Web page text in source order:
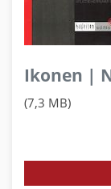
Ikonen |
(7,3 MB)